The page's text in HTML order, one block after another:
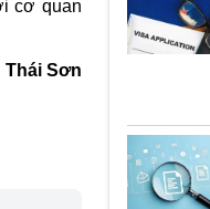
cơ quan
Thái Sơn